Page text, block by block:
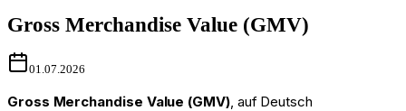
Gross Merchandise Value (GMV)
01.07.2026
Gross Merchandise Value (GMV), auf Deutsch